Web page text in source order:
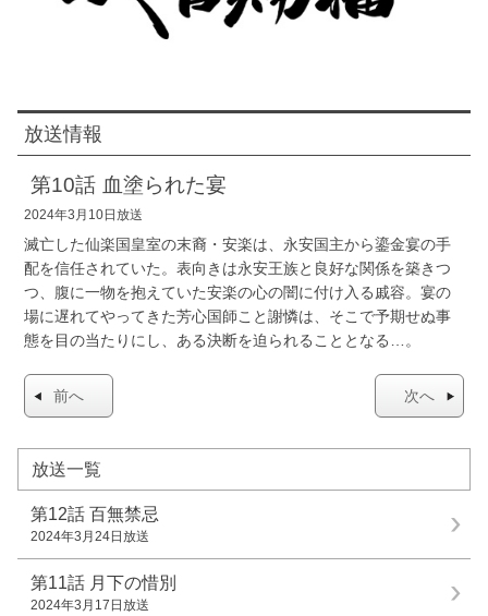
放送情報
第10話 血塗られた宴
2024年3月10日放送
滅亡した仙楽国皇室の末裔・安楽は、永安国主から鎏金宴の手
配を信任されていた。表向きは永安王族と良好な関係を築きつ
つ、腹に一物を抱えていた安楽の心の闇に付け入る戚容。宴の
場に遅れてやってきた芳心国師こと謝憐は、そこで予期せぬ事
態を目の当たりにし、ある決断を迫られることとなる…。
前へ 次へ
放送一覧
第12話 百無禁忌
2024年3月24日放送
第11話 月下の惜別
2024年3月17日放送